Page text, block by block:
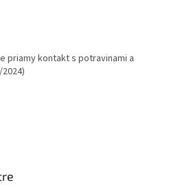
priamy kontakt s potravinami a